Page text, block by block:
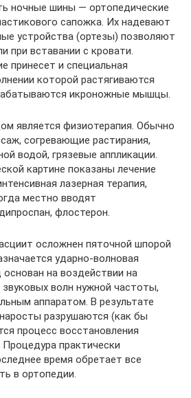
ночные шины — ортопедические
сапожка. Их надевают
устройства (ортезы) позволяют
при вставании с кровати.
принесет и специальная
которой растягиваются
икроножные мышцы.
является физиотерапия. Обычно
согревающие растирания,
водой, грязевые аппликации.
картине показаны лечение
лазерная терапия,
местно вводят
флостерон.
осложнен пяточной шпорой
ударно-волновая
на воздействии на
волн нужной частоты,
аппаратом. В результате
разрушаются (как бы
процесс восстановления
практически
время обретает все
в ортопедии.